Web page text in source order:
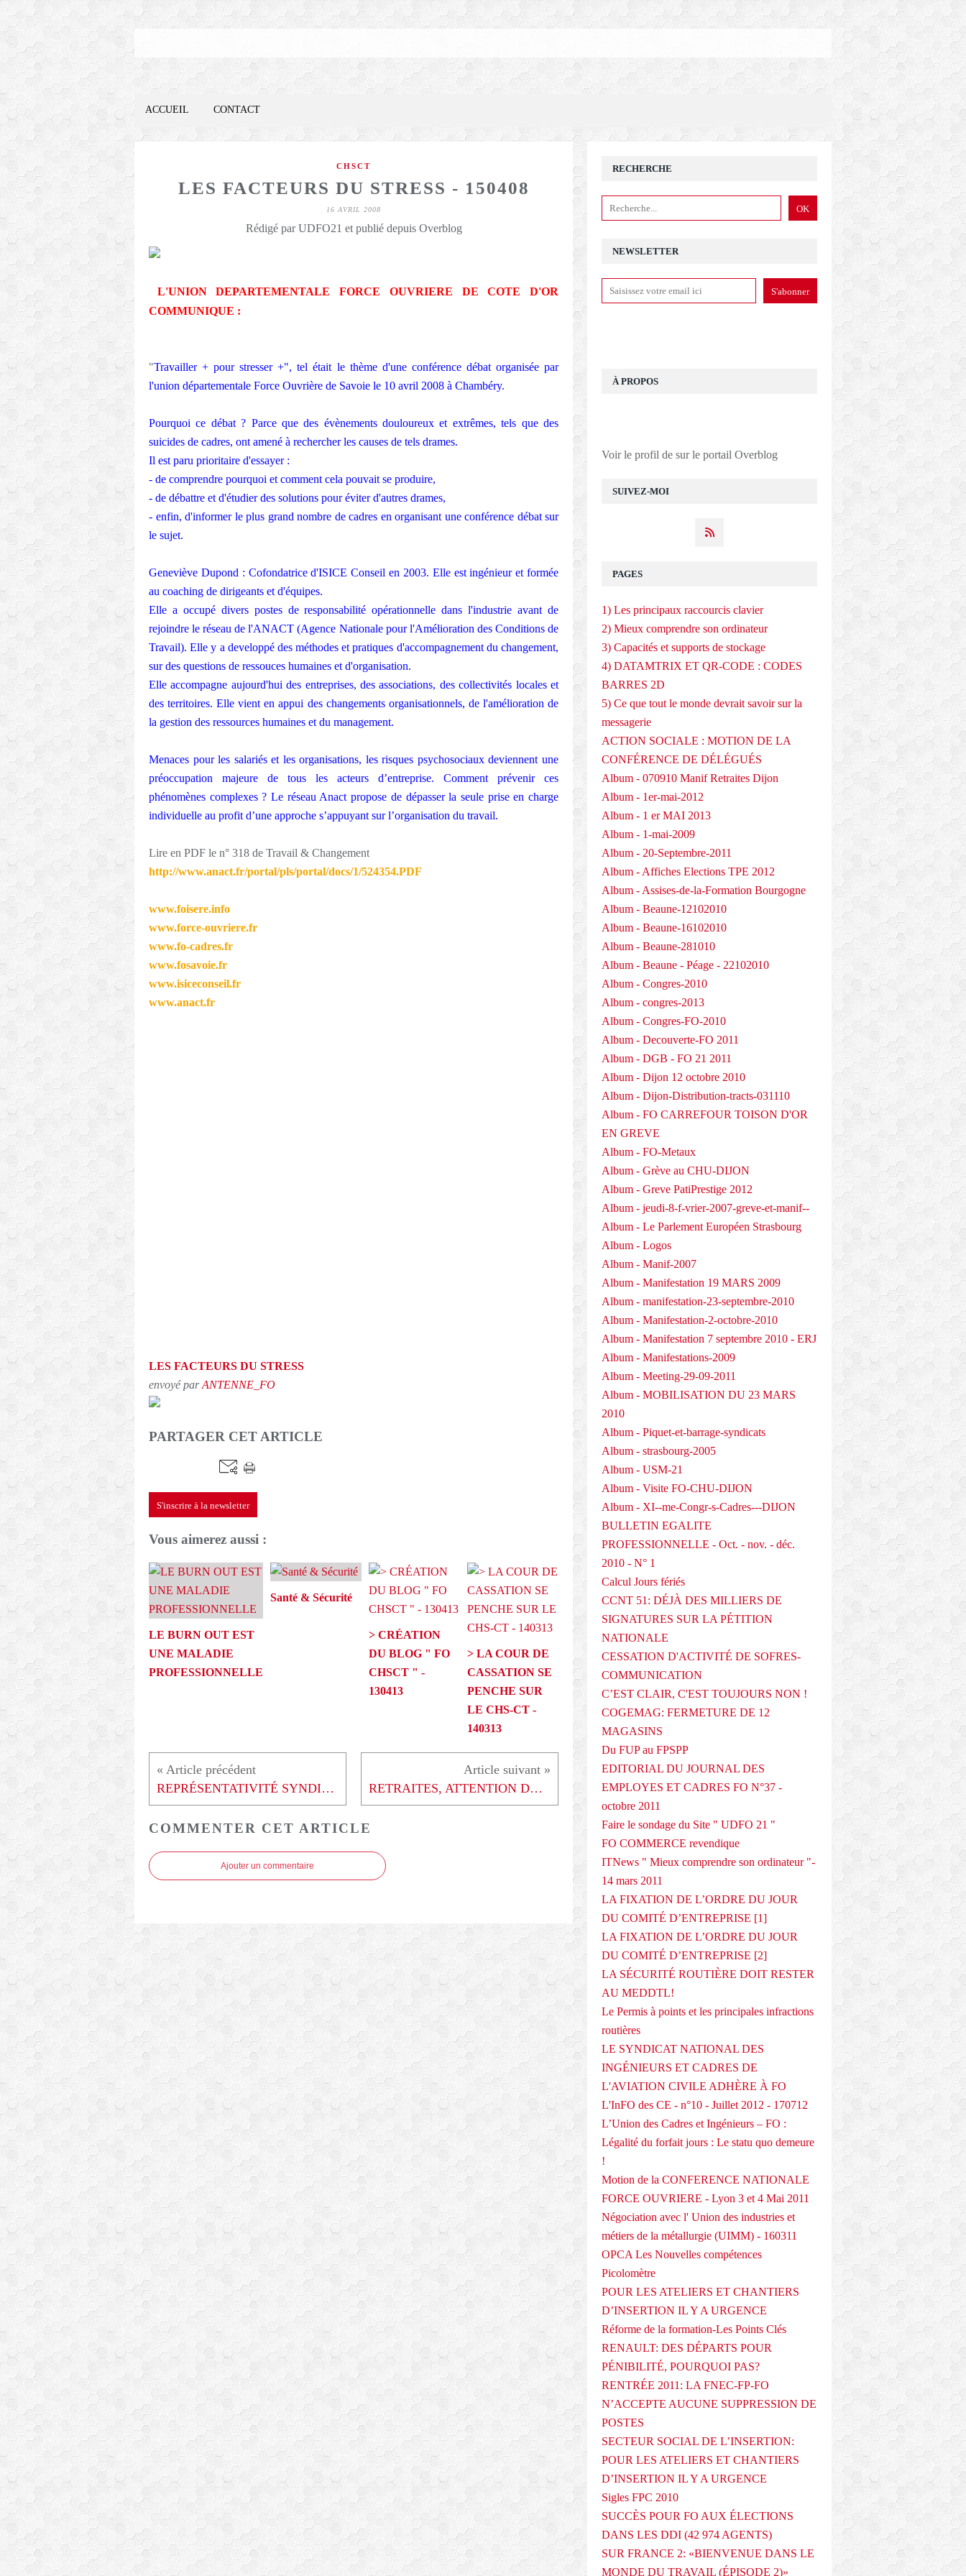
ACCUEIL CONTACT
CHSCT
LES FACTEURS DU STRESS - 150408
16 AVRIL 2008
Rédigé par UDFO21 et publié depuis Overblog
L'UNION DEPARTEMENTALE FORCE OUVRIERE
DE COTE D'OR
COMMUNIQUE :
"Travailler + pour stresser +", tel était le thème d'une conférence débat organisée par
l'union départementale Force Ouvrière de Savoie le 10 avril 2008 à Chambéry.
Pourquoi ce débat ? Parce que des évènements douloureux et extrêmes, tels que des
suicides de cadres, ont amené à rechercher les causes de tels drames.
Il est paru prioritaire d'essayer :
- de comprendre pourquoi et comment cela pouvait se produire,
- de débattre et d'étudier des solutions pour éviter d'autres drames,
- enfin, d'informer le plus grand nombre de cadres en organisant une conférence débat sur
le sujet.
Geneviève Dupond : Cofondatrice d'ISICE Conseil en 2003. Elle est ingénieur et formée
au coaching de dirigeants et d'équipes.
Elle a occupé divers postes de responsabilité opérationnelle dans l'industrie avant de
rejoindre le réseau de l'ANACT (Agence Nationale pour l'Amélioration des Conditions de
Travail). Elle y a developpé des méthodes et pratiques d'accompagnement du changement,
sur des questions de ressouces humaines et d'organisation.
Elle accompagne aujourd'hui des entreprises, des associations, des collectivités locales et
des territoires. Elle vient en appui des changements organisationnels, de l'amélioration de
la gestion des ressources humaines et du management.
Menaces pour les salariés et les organisations, les risques psychosociaux deviennent une
préoccupation majeure de tous les acteurs d’entreprise. Comment prévenir ces
phénomènes complexes ? Le réseau Anact propose de dépasser la seule prise en charge
individuelle au profit d’une approche s’appuyant sur l’organisation du travail.
Lire en PDF le n° 318 de Travail & Changement
http://www.anact.fr/portal/pls/portal/docs/1/524354.PDF
www.foisere.info
www.force-ouvriere.fr
www.fo-cadres.fr
www.fosavoie.fr
www.isiceconseil.fr
www.anact.fr
LES FACTEURS DU STRESS
envoyé parANTENNE_FO
PARTAGER CET ARTICLE
S'inscrire à la newsletter
Vous aimerez aussi :
LE BURN OUT EST
UNE MALADIE
PROFESSIONNELLE
Santé & Sécurité
> CRÉATION
DU BLOG " FO
CHSCT " -
130413
> LA COUR DE
CASSATION SE
PENCHE SUR
LE CHS-CT -
140313
REPRÉSENTATIVITÉ SYNDICALE : FO NE SIGNE PAS - 150408 RETRAITES, ATTENTION DANGER ! - 100408
COMMENTER CET ARTICLE
Ajouter un commentaire
NEWSLETTER
SUIVEZ-MOI
RECHERCHE
À PROPOS
Voir le profil de sur le portail Overblog
PAGES
1) Les principaux raccourcis clavier
2) Mieux comprendre son ordinateur
3) Capacités et supports de stockage
4) DATAMTRIX ET QR-CODE : CODES
BARRES 2D
5) Ce que tout le monde devrait savoir sur la
messagerie
ACTION SOCIALE : MOTION DE LA
CONFÉRENCE DE DÉLÉGUÉS
Album - 070910 Manif Retraites Dijon
Album - 1er-mai-2012
Album - 1 er MAI 2013
Album - 1-mai-2009
Album - 20-Septembre-2011
Album - Affiches Elections TPE 2012
Album - Assises-de-la-Formation Bourgogne
Album - Beaune-12102010
Album - Beaune-16102010
Album - Beaune-281010
Album - Beaune - Péage - 22102010
Album - Congres-2010
Album - congres-2013
Album - Congres-FO-2010
Album - Decouverte-FO 2011
Album - DGB - FO 21 2011
Album - Dijon 12 octobre 2010
Album - Dijon-Distribution-tracts-031110
Album - FO CARREFOUR TOISON D'OR
EN GREVE
Album - FO-Metaux
Album - Grève au CHU-DIJON
Album - Greve PatiPrestige 2012
Album - jeudi-8-f-vrier-2007-greve-et-manif--
Album - Le Parlement Européen Strasbourg
Album - Logos
Album - Manif-2007
Album - Manifestation 19 MARS 2009
Album - manifestation-23-septembre-2010
Album - Manifestation-2-octobre-2010
Album - Manifestation 7 septembre 2010 - ERJ
Album - Manifestations-2009
Album - Meeting-29-09-2011
Album - MOBILISATION DU 23 MARS
2010
Album - Piquet-et-barrage-syndicats
Album - strasbourg-2005
Album - USM-21
Album - Visite FO-CHU-DIJON
Album - XI--me-Congr-s-Cadres---DIJON
BULLETIN EGALITE
PROFESSIONNELLE - Oct. - nov. - déc.
2010 - N° 1
Calcul Jours fériés
CCNT 51: DÉJÀ DES MILLIERS DE
SIGNATURES SUR LA PÉTITION
NATIONALE
CESSATION D'ACTIVITÉ DE SOFRES-
COMMUNICATION
C’EST CLAIR, C'EST TOUJOURS NON !
COGEMAG: FERMETURE DE 12
MAGASINS
Du FUP au FPSPP
EDITORIAL DU JOURNAL DES
EMPLOYES ET CADRES FO N°37 -
octobre 2011
Faire le sondage du Site " UDFO 21 "
FO COMMERCE revendique
ITNews " Mieux comprendre son ordinateur "-
14 mars 2011
LA FIXATION DE L’ORDRE DU JOUR
DU COMITÉ D’ENTREPRISE [1]
LA FIXATION DE L’ORDRE DU JOUR
DU COMITÉ D’ENTREPRISE [2]
LA SÉCURITÉ ROUTIÈRE DOIT RESTER
AU MEDDTL!
Le Permis à points et les principales infractions
routières
LE SYNDICAT NATIONAL DES
INGÉNIEURS ET CADRES DE
L'AVIATION CIVILE ADHÈRE À FO
L'InFO des CE - n°10 - Juillet 2012 - 170712
L’Union des Cadres et Ingénieurs – FO :
Légalité du forfait jours : Le statu quo demeure
!
Motion de la CONFERENCE NATIONALE
FORCE OUVRIERE - Lyon 3 et 4 Mai 2011
Négociation avec l' Union des industries et
métiers de la métallurgie (UIMM) - 160311
OPCA Les Nouvelles compétences
Picolomètre
POUR LES ATELIERS ET CHANTIERS
D’INSERTION IL Y A URGENCE
Réforme de la formation-Les Points Clés
RENAULT: DES DÉPARTS POUR
PÉNIBILITÉ, POURQUOI PAS?
RENTRÉE 2011: LA FNEC-FP-FO
N’ACCEPTE AUCUNE SUPPRESSION DE
POSTES
SECTEUR SOCIAL DE L’INSERTION:
POUR LES ATELIERS ET CHANTIERS
D’INSERTION IL Y A URGENCE
Sigles FPC 2010
SUCCÈS POUR FO AUX ÉLECTIONS
DANS LES DDI (42 974 AGENTS)
SUR FRANCE 2: «BIENVENUE DANS LE
MONDE DU TRAVAIL (ÉPISODE 2)»